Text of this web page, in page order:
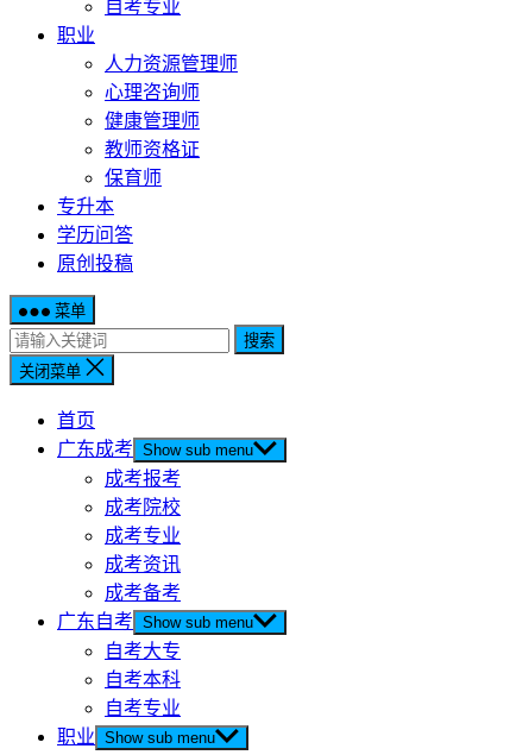
自考专业
职业
人力资源管理师
心理咨询师
健康管理师
教师资格证
保育师
专升本
学历问答
原创投稿
菜单
搜索
关闭菜单
首页
广东成考 Show sub menu
成考报考
成考院校
成考专业
成考资讯
成考备考
广东自考 Show sub menu
自考大专
自考本科
自考专业
职业 Show sub menu